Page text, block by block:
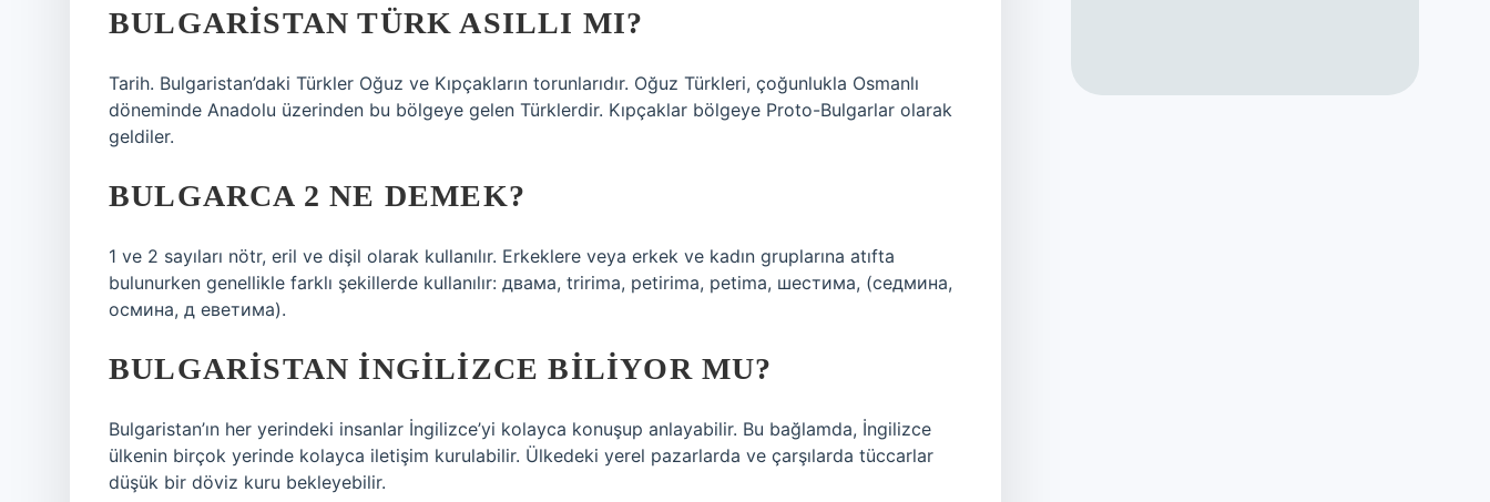
BULGARISTAN TÜRK ASILLI MI?
Tarih. Bulgaristan’daki Türkler Oğuz ve Kıpçakların torunlarıdır. Oğuz Türkleri, çoğunlukla Osmanlı
döneminde Anadolu üzerinden bu bölgeye gelen Türklerdir. Kıpçaklar bölgeye Proto-Bulgarlar olarak
geldiler.
BULGARCA 2 NE DEMEK?
1 ve 2 sayıları nötr, eril ve dişil olarak kullanılır. Erkeklere veya erkek ve kadın gruplarına atıfta
bulunurken genellikle farklı şekillerde kullanılır: двама, tririma, petirima, petima, шестима, (седмина,
осмина, д еветима).
BULGARISTAN INGILIZCE BILIYOR MU?
Bulgaristan’ın her yerindeki insanlar İngilizce’yi kolayca konuşup anlayabilir. Bu bağlamda, İngilizce
ülkenin birçok yerinde kolayca iletişim kurulabilir. Ülkedeki yerel pazarlarda ve çarşılarda tüccarlar
düşük bir döviz kuru bekleyebilir.